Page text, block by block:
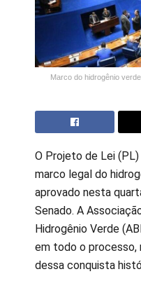
Marco do hidrogênio
O Projeto de Lei
marco legal do
aprovado nesta
Senado. A
Hidrogênio Verde
em todo o processo,
dessa conquista